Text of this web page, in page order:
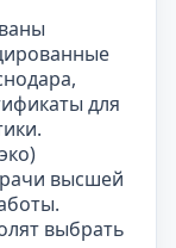
для
высшей
выбрать